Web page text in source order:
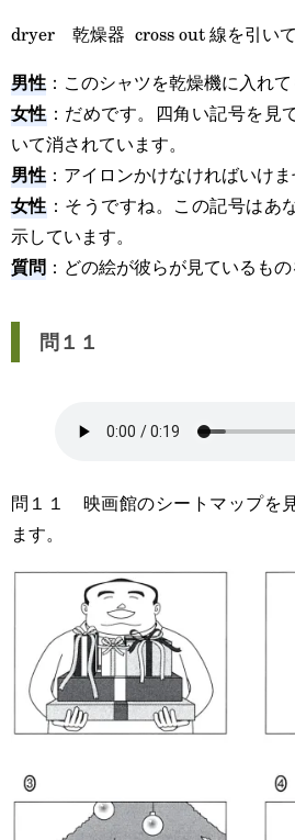
dryer 乾燥器 cross out 線を引い
男性 ：このシャツを乾燥機に入れて
女性：だめです。四角い記号を見
いて消されています。
男性 ：アイロンかけなければいけま
女性：そうですね。この記号はあ
示しています。
質問 ：どの絵が彼らが見ているもの
問１１
問１１ 映画館のシートマップを
ます。